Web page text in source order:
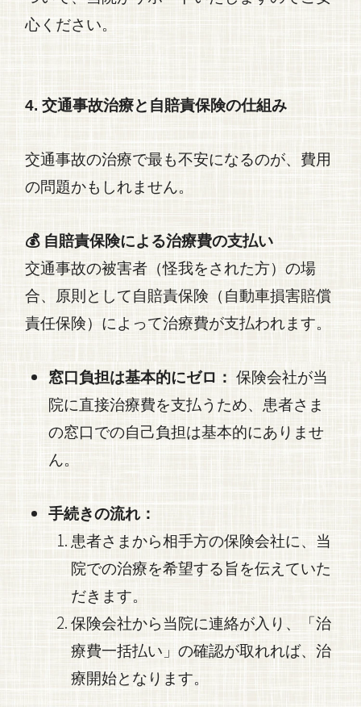
心ください。
4. 交通事故治療と自賠責保険の仕組み
交通事故の治療で最も不安になるのが、費用
の問題かもしれません。
💰 自賠責保険による治療費の支払い
交通事故の被害者（怪我をされた方）の場
合、原則として自賠責保険（自動車損害賠償
責任保険）によって治療費が支払われます。
窓口負担は基本的にゼロ： 保険会社が当
院に直接治療費を支払うため、患者さま
の窓口での自己負担は基本的にありませ
ん。
手続きの流れ：
患者さまから相手方の保険会社に、当
院での治療を希望する旨を伝えていた
だきます。
保険会社から当院に連絡が入り、「治
療費一括払い」の確認が取れれば、治
療開始となります。